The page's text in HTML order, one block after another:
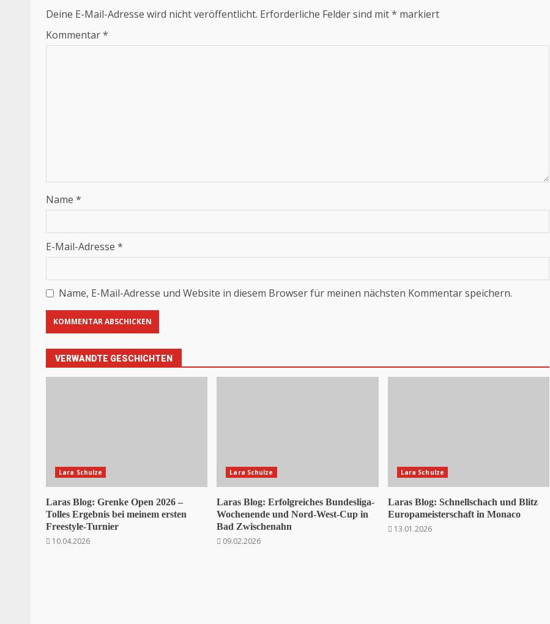
Deine E-Mail-Adresse wird nicht veröffentlicht. Erforderliche Felder sind mit* markiert
Kommentar*
Name *
E-Mail-Adresse *
Name, E-Mail-Adresse und Website in diesem Browser für meinen nächsten Kommentar speichern.
VERWANDTE GESCHICHTEN
Lara Schulze
Laras Blog: Grenke Open 2026 –
Tolles Ergebnis bei meinem ersten
Freestyle-Turnier
10.04.2026
Lara Schulze
Laras Blog: Erfolgreiches Bundesliga-
Wochenende und Nord-West-Cup in
Bad Zwischenahn
09.02.2026
Lara Schulze
Laras Blog: Schnellschach und Blitz
Europameisterschaft in Monaco
13.01.2026